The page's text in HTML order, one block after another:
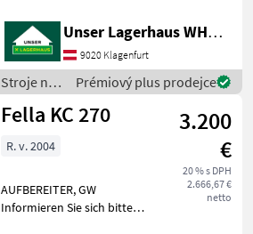
telefonisch, ob die von
Ihnen angefragte Maschine
aktuell bei uns am Lager
steht. Wir inserieren auch
Unser Lagerhaus WHG, Kärnten, Klagenfurt
9020 Klagenfurt
Stroje na
zber
objemových
Fella
Prémiový plus prodejce
Fella KC 270
3.200
€
20 % s DPH
2.666,67 €
netto
R. v. 2004
AUFBEREITER, GW
Informieren Sie sich bitte